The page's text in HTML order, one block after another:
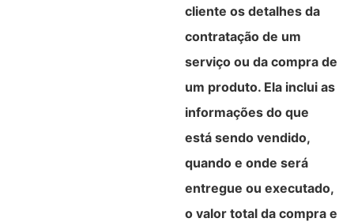
cliente os detalhes da
contratação de um
serviço ou da compra de
um produto. Ela inclui as
informações do que
está sendo vendido,
quando e onde será
entregue ou executado,
o valor total da compra e